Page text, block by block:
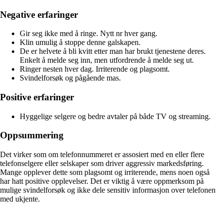
Negative erfaringer
Gir seg ikke med å ringe. Nytt nr hver gang.
Klin umulig å stoppe denne galskapen.
De er helvete å bli kvitt etter man har brukt tjenestene deres.
Enkelt å melde seg inn, men utfordrende å melde seg ut.
Ringer nesten hver dag. Irriterende og plagsomt.
Svindelforsøk og pågående mas.
Positive erfaringer
Hyggelige selgere og bedre avtaler på både TV og streaming.
Oppsummering
Det virker som om telefonnummeret er assosiert med en eller flere
telefonselgere eller selskaper som driver aggressiv markedsføring.
Mange opplever dette som plagsomt og irriterende, mens noen også
har hatt positive opplevelser. Det er viktig å være oppmerksom på
mulige svindelforsøk og ikke dele sensitiv informasjon over telefonen
med ukjente.